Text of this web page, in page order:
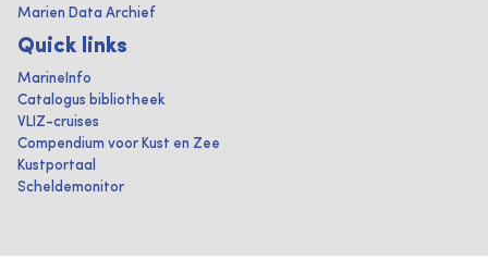
Marien Data Archief
Quick links
MarineInfo
Catalogus bibliotheek
VLIZ-cruises
Compendium voor Kust en Zee
Kustportaal
Scheldemonitor